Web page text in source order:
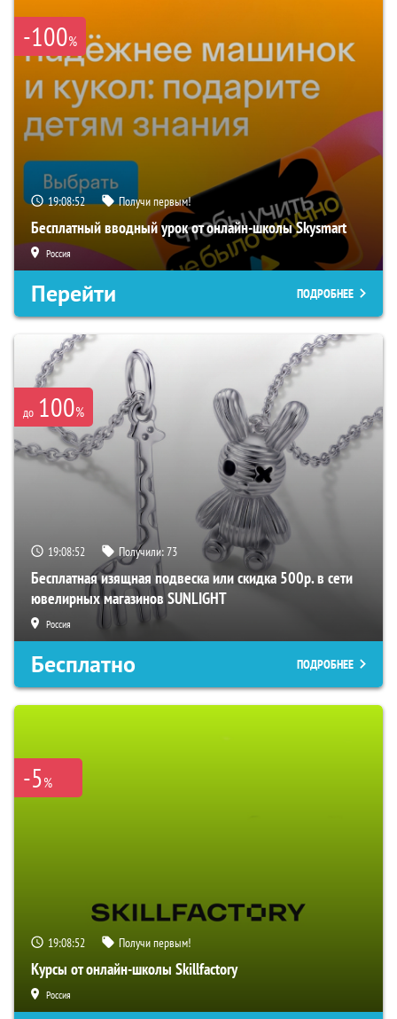
-100%
19:08:51 Получи первым!
Бесплатный вводный урок от онлайн-школы Skysmart
Россия
Перейти ПОДРОБНЕЕ
до 100%
19:08:51 Получили:73
Бесплатная изящная подвеска или скидка 500р. в сети
ювелирных магазинов SUNLIGHT
Россия
Бесплатно ПОДРОБНЕЕ
-5%
19:08:51 Получи первым!
Курсы от онлайн-школы Skillfactory
Россия